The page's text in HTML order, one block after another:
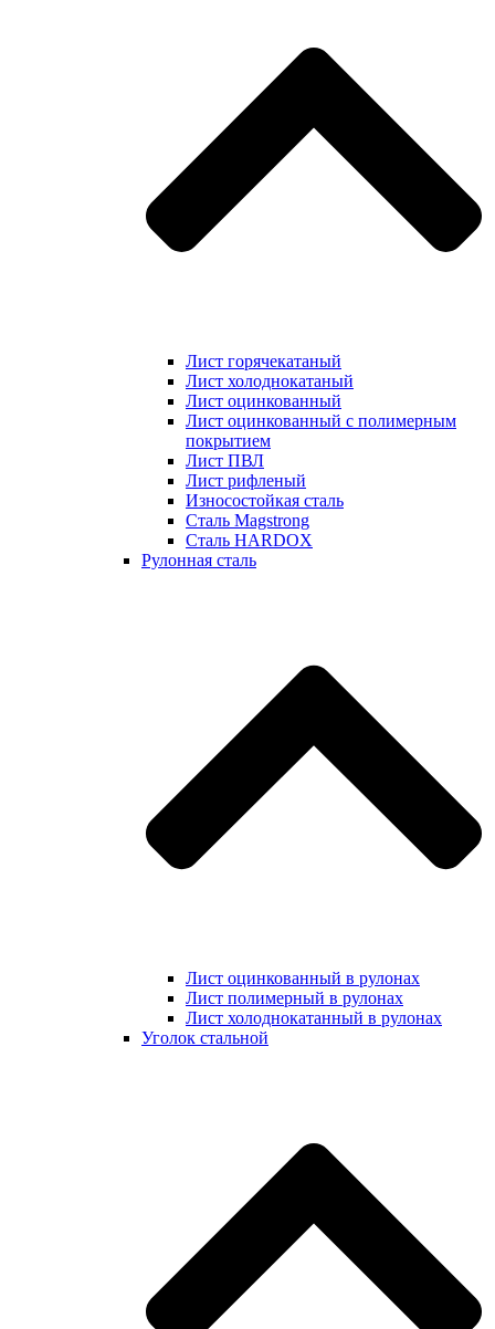
Лист горячекатаный
Лист холоднокатаный
Лист оцинкованный
Лист оцинкованный с полимерным
покрытием
Лист ПВЛ
Лист рифленый
Износостойкая сталь
Сталь Magstrong
Сталь HARDOX
Рулонная сталь
Лист оцинкованный в рулонах
Лист полимерный в рулонах
Лист холоднокатанный в рулонах
Уголок стальной